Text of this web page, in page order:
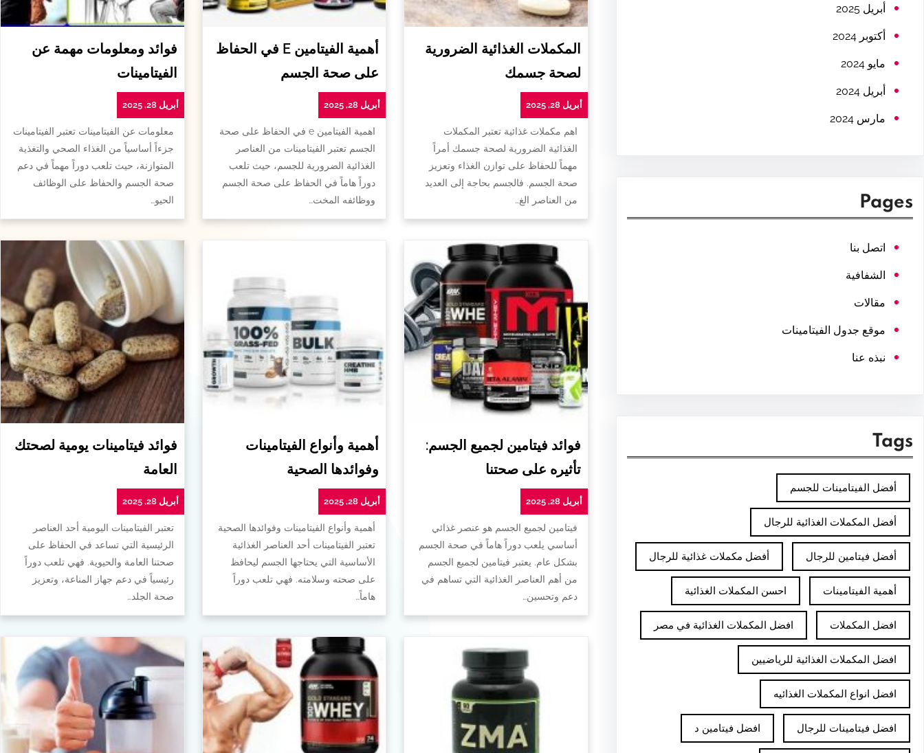
أبريل 2025
أكتوبر 2024
مايو 2024
أبريل 2024
مارس 2024
Pages
اتصل بنا
الشفافية
مقالات
موقع جدول الفيتامينات
نبذه عنا
Tags
أفضل الفيتامينات للجسم
أفضل المكملات الغذائية للرجال
أفضل فيتامين للرجال أفضل مكملات غذائية للرجال
أهمية الفيتامينات احسن المكملات الغذائية
افضل المكملات افضل المكملات الغذائية في مصر
افضل المكملات الغذائية للرياضيين
افضل انواع المكملات الغذائيه
افضل فيتامينات للرجال افضل فيتامين د
المكملات الغذائية الضرورية
لصحة جسمك
أبريل 28, 2025
اهم مكملات غذائية تعتبر المكملات
الغذائية الضرورية لصحة جسمك أمراً
مهماً للحفاظ على توازن الغذاء وتعزيز
صحة الجسم. فالجسم بحاجة إلى العديد
من العناصر الغ…
أهمية الفيتامين E في الحفاظ
على صحة الجسم
أبريل 28, 2025
اهمية الفيتامين e في الحفاظ على صحة
الجسم تعتبر الفيتامينات من العناصر
الغذائية الضرورية للجسم، حيث تلعب
دوراً هاماً في الحفاظ على صحة الجسم
ووظائفه المخت…
فوائد ومعلومات مهمة عن
الفيتامينات
أبريل 28, 2025
معلومات عن الفيتامينات تعتبر الفيتامينات
جزءاً أساسياً من الغذاء الصحي والتغذية
المتوازنة، حيث تلعب دوراً مهماً في دعم
صحة الجسم والحفاظ على الوظائف
الحيو…
فوائد فيتامين لجميع الجسم:
تأثيره على صحتنا
أبريل 28, 2025
فيتامين لجميع الجسم هو عنصر غذائي
أساسي يلعب دوراً هاماً في صحة الجسم
بشكل عام. يعتبر فيتامين لجميع الجسم
من أهم العناصر الغذائية التي تساهم في
دعم وتحسين…
أهمية وأنواع الفيتامينات
وفوائدها الصحية
أبريل 28, 2025
أهمية وأنواع الفيتامينات وفوائدها الصحية
تعتبر الفيتامينات أحد العناصر الغذائية
الأساسية التي يحتاجها الجسم ليحافظ
على صحته وسلامته. فهي تلعب دوراً
هاماً…
فوائد فيتامينات يومية لصحتك
العامة
أبريل 28, 2025
تعتبر الفيتامينات اليومية أحد العناصر
الرئيسية التي تساعد في الحفاظ على
صحتنا العامة والحيوية. فهي تلعب دوراً
رئيسياً في دعم جهاز المناعة، وتعزيز
صحة الجلد…